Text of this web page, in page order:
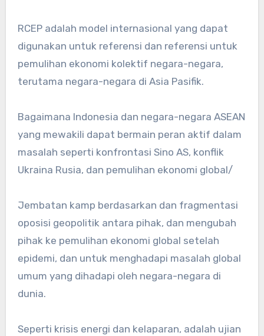
RCEP adalah model internasional yang dapat
digunakan untuk referensi dan referensi untuk
pemulihan ekonomi kolektif negara-negara,
terutama negara-negara di Asia Pasifik.
Bagaimana Indonesia dan negara-negara ASEAN
yang mewakili dapat bermain peran aktif dalam
masalah seperti konfrontasi Sino AS, konflik
Ukraina Rusia, dan pemulihan ekonomi global/
Jembatan kamp berdasarkan dan fragmentasi
oposisi geopolitik antara pihak, dan mengubah
pihak ke pemulihan ekonomi global setelah
epidemi, dan untuk menghadapi masalah global
umum yang dihadapi oleh negara-negara di
dunia.
Seperti krisis energi dan kelaparan, adalah ujian